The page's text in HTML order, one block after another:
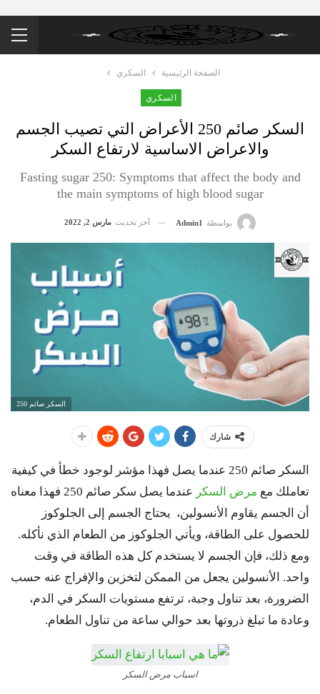
الصفحة الرئيسية السكري
السكري
السكر صائم 250 الأعراض التي تصيب الجسم
والاعراض الاساسية لارتفاع السكر
Fasting sugar 250: Symptoms that affect the body and
the main symptoms of high blood sugar
بواسطة Admin1 آخر تحديث مارس 2, 2022
السكر صائم 250
شارك
السكر صائم 250 عندما يصل فهذا مؤشر لوجود خطأ في كيفية
تعاملك مع مرض السكر
عندما يصل سكر صائم 250 فهذا معناه
أن الجسم يقاوم الأنسولين، يحتاج الجسم إلى الجلوكوز
للحصول على الطاقة، ويأتي الجلوكوز من الطعام الذي نأكله.
ومع ذلك، فإن الجسم لا يستخدم كل هذه الطاقة في وقت
واحد. الأنسولين يجعل من الممكن لتخزين والإفراج عنه حسب
الضرورة، بعد تناول وجبة، ترتفع مستويات السكر في الدم،
وعادة ما تبلغ ذروتها بعد حوالي ساعة من تناول الطعام.
اسباب مرض السكر